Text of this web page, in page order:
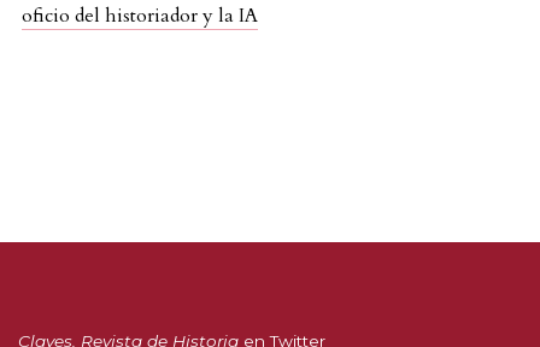
oficio del historiador y la IA
Claves. Revista de Historia en Twitter